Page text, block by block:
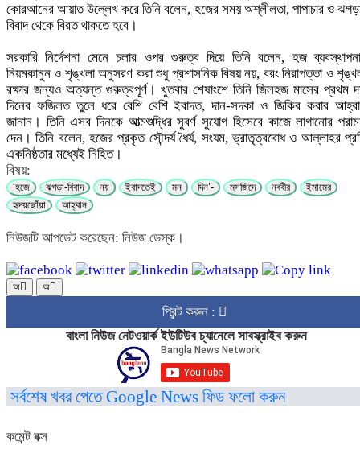
কোরআনের আয়াত উল্লেখ করে তিনি বলেন, হজের সময় অশ্লীলতা, পাপাচার ও
বিবাদ থেকে বিরত থাকতে হবে।
সরকারি নির্দেশনা মেনে চলার ওপর গুরুত্ব দিয়ে তিনি বলেন, হজ
নিয়মকানুন ও শৃঙ্খলা অনুসরণ করা শুধু প্রশাসনিক বিষয় নয়, বরং নিরাপত্তা ও
রক্ষার জন্যও অত্যন্ত গুরুত্বপূর্ণ। খুতবার শেষাংশে তিনি জিলহজ মাসের প্রথম
দিনের ফজিলত তুলে ধরে বেশি বেশি ইবাদত, দান-সদকা ও জিকির করার
জানান। তিনি এসব দিনকে আত্মশুদ্ধির সুবর্ণ সুযোগ হিসেবে কাজে লাগানোর
দেন। তিনি বলেন, হজের প্রকৃত সৌন্দর্য ধৈর্য, সংযম, ভ্রাতৃত্ববোধ ও আল্লাহর
একনিষ্ঠতার মধ্যেই নিহিত।
বিষয়:
‘হজে ঝগড়া-বিবাদ নয় ইবাদতেই মন দিন’- মসজিদে নববীর
ইমামের
হৃদয়ছোঁয়া
আহ্বান
নিউজটি আপডেট করেছেন: নিউজ ডেস্ক।
অ অ
প্রিন্ট করুন :
বাংলা নিউজ নেটওয়ার্ক ইউটিউব চ্যানেলে সাবস্ক্রাইব করুন
সর্বশেষ খবর পেতে Google News ফিড ফলো করুন
কমেন্ট বক্স